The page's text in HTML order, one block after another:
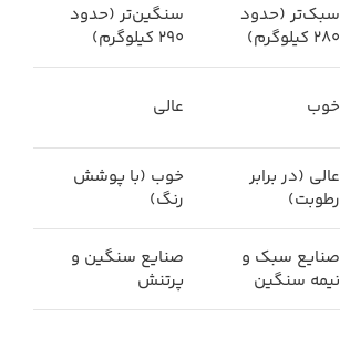
سبک‌تر (حدود
280 کیلوگرم)
سنگین‌تر (حدود
290 کیلوگرم)
خوب عالی
عالی (در برابر
رطوبت)
خوب (با پوشش
رنگ)
صنایع سبک و
نیمه سنگین
صنایع سنگین و
پرتنش